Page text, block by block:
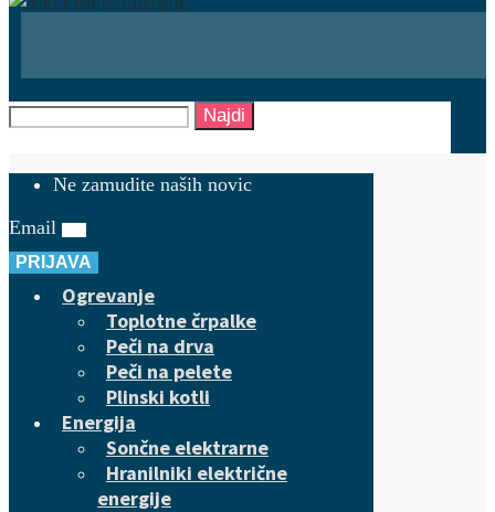
Najdi
Ne zamudite naših novic
Email
PRIJAVA
Ogrevanje
Toplotne črpalke
Peči na drva
Peči na pelete
Plinski kotli
Energija
Sončne elektrarne
Hranilniki električne
energije